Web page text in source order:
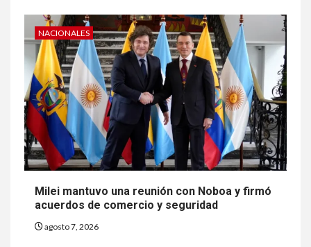
NACIONALES
Milei mantuvo una reunión con Noboa y firmó
acuerdos de comercio y seguridad
agosto 7, 2026